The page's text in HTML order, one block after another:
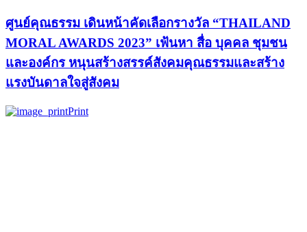
ศูนย์คุณธรรม เดินหน้าคัดเลือกรางวัล “THAILAND
MORAL AWARDS 2023” เฟ้นหา สื่อ บุคคล ชุมชน
และองค์กร หนุนสร้างสรรค์สังคมคุณธรรมและสร้าง
แรงบันดาลใจสู่สังคม
Print